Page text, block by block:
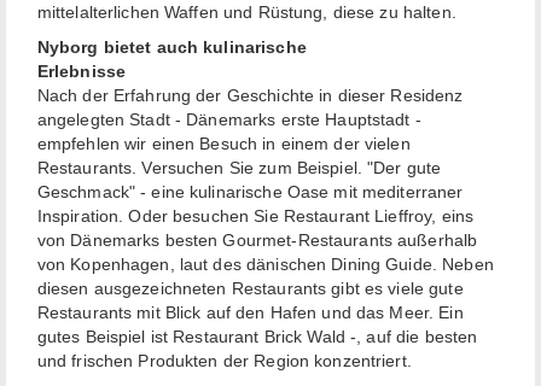
mittelalterlichen Waffen und Rüstung, diese zu halten.
Nyborg bietet auch kulinarische
Erlebnisse
Nach der Erfahrung der Geschichte in dieser Residenz
angelegten Stadt - Dänemarks erste Hauptstadt -
empfehlen wir einen Besuch in einem der vielen
Restaurants. Versuchen Sie zum Beispiel. "Der gute
Geschmack" - eine kulinarische Oase mit mediterraner
Inspiration. Oder besuchen Sie Restaurant Lieffroy, eins
von Dänemarks besten Gourmet-Restaurants außerhalb
von Kopenhagen, laut des dänischen Dining Guide. Neben
diesen ausgezeichneten Restaurants gibt es viele gute
Restaurants mit Blick auf den Hafen und das Meer. Ein
gutes Beispiel ist Restaurant Brick Wald -, auf die besten
und frischen Produkten der Region konzentriert.